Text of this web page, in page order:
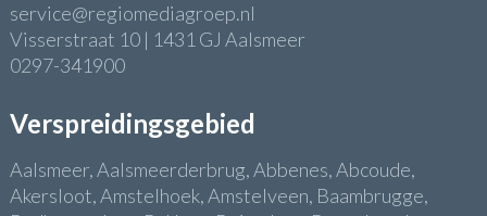
service@regiomediagroep.nl
Visserstraat 10 | 1431 GJ Aalsmeer
0297-341900
Verspreidingsgebied
Aalsmeer, Aalsmeerderbrug, Abbenes, Abcoude,
Akersloot, Amstelhoek, Amstelveen, Baambrugge,